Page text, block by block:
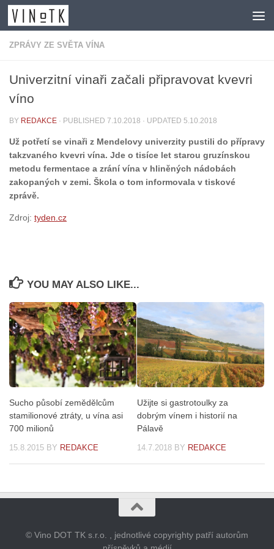
Skip to content
ZPRÁVY ZE SVĚTA VÍNA
Univerzitní vinaři začali připravovat kvevri
víno
BY REDAKCE · PUBLISHED 7.10.2018 · UPDATED 5.10.2018
Už potřetí se vinaři z Mendelovy univerzity pustili do přípravy
takzvaného kvevri vína. Jde o tisíce let starou gruzínskou
metodu fermentace a zrání vína v hliněných nádobách
zakopaných v zemi. Škola o tom informovala v tiskové
zprávě.
Zdroj: tyden.cz
YOU MAY ALSO LIKE...
Sucho působí zemědělcům
stamilionové ztráty, u vína asi
700 milionů
15.8.2015 BY REDAKCE
Užijte si gastrotoulky za
dobrým vínem i historií na
Pálavě
14.7.2018 BY REDAKCE
© Vino DOT TK s.r.o. , jednotlivé copyrighty patří autorům